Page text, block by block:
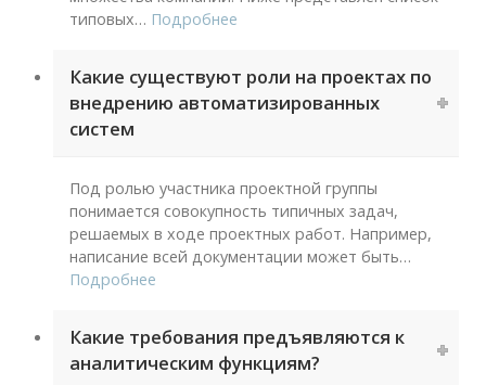
типовых… Подробнее
Какие существуют роли на проектах по
внедрению автоматизированных
систем
Под ролью участника проектной группы
понимается совокупность типичных задач,
решаемых в ходе проектных работ. Например,
написание всей документации может быть…
Подробнее
Какие требования предъявляются к
аналитическим функциям?